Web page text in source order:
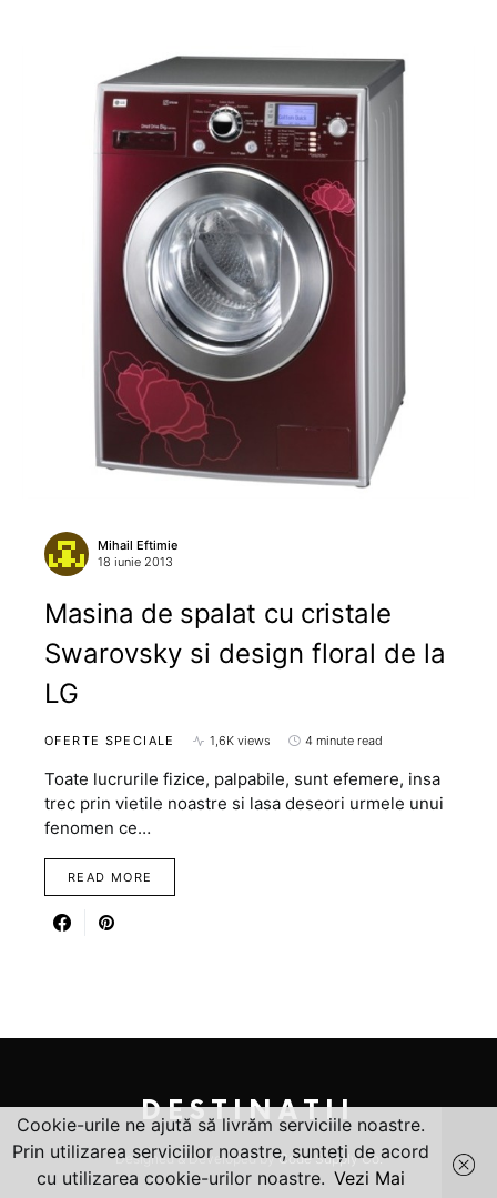
Mihail Eftimie
18 iunie 2013
Masina de spalat cu cristale
Swarovsky si design floral de la
LG
OFERTE SPECIALE 1,6K views 4 minute read
Toate lucrurile fizice, palpabile, sunt efemere, insa
trec prin vietile noastre si lasa deseori urmele unui
fenomen ce…
READ MORE
DESTINATII
Designed & Developed byCode Supply Co.
Cookie-urile ne ajută să livrăm serviciile noastre.
Prin utilizarea serviciilor noastre, sunteți de acord
cu utilizarea cookie-urilor noastre. Vezi Mai